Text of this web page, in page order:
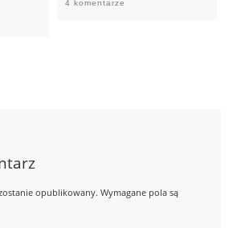
4 komentarze
opublikowany. Wymagane pola są